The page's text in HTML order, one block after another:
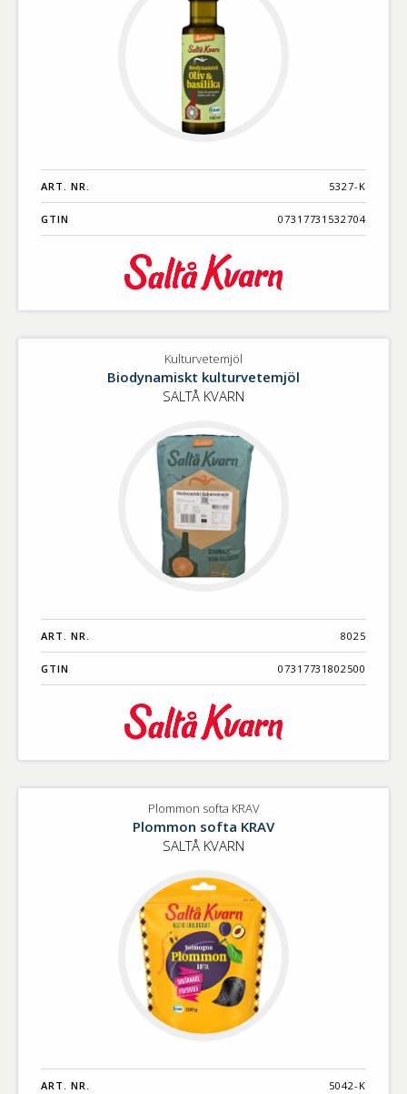
ART. NR. 5327-K
GTIN 07317731532704
Kulturvetemjöl
Biodynamiskt kulturvetemjöl
SALTÅ KVARN
ART. NR. 8025
GTIN 07317731802500
Plommon softa KRAV
Plommon softa KRAV
SALTÅ KVARN
ART. NR. 5042-K